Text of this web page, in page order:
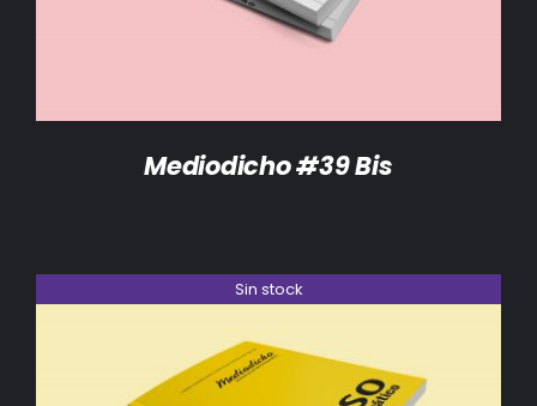
Mediodicho #39 Bis
Sin stock